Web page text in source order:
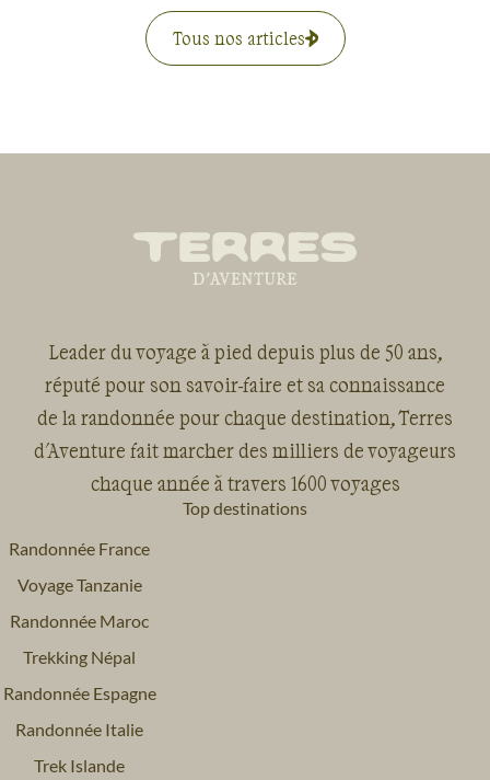
Tous nos articles
Leader du voyage à pied depuis plus de 50 ans,
réputé pour son savoir-faire et sa connaissance
de la randonnée pour chaque destination, Terres
d'Aventure fait marcher des milliers de voyageurs
chaque année à travers 1600 voyages
Top destinations
Randonnée France
Voyage Tanzanie
Randonnée Maroc
Trekking Népal
Randonnée Espagne
Randonnée Italie
Trek Islande